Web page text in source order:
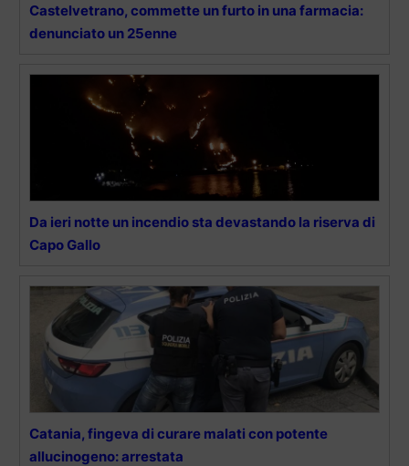
Castelvetrano, commette un furto in una farmacia:
denunciato un 25enne
Da ieri notte un incendio sta devastando la riserva di
Capo Gallo
Catania, fingeva di curare malati con potente
allucinogeno: arrestata